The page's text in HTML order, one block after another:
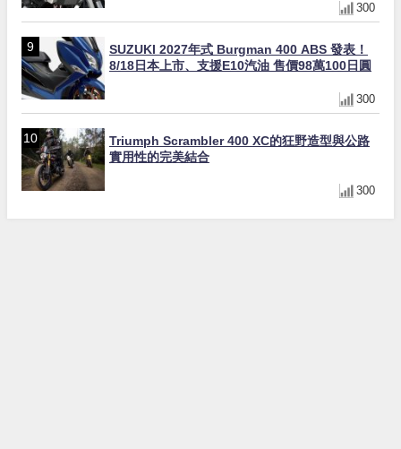
300
SUZUKI 2027年式 Burgman 400 ABS 發表！
8/18日本上市、支援E10汽油 售價98萬100日圓
300
Triumph Scrambler 400 XC的狂野造型與公路
實用性的完美結合
300